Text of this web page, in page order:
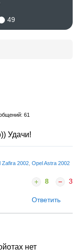
49
61
Удачи!
Zafira 2002 Opel Astra 2002
8 3
Ответить
нет